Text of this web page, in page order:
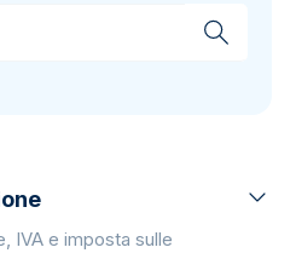
IVA e imposta sulle